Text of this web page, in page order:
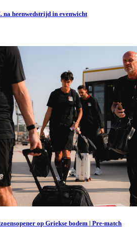
na heenwedstrijd in evenwicht
op Griekse bodem | Pre-match